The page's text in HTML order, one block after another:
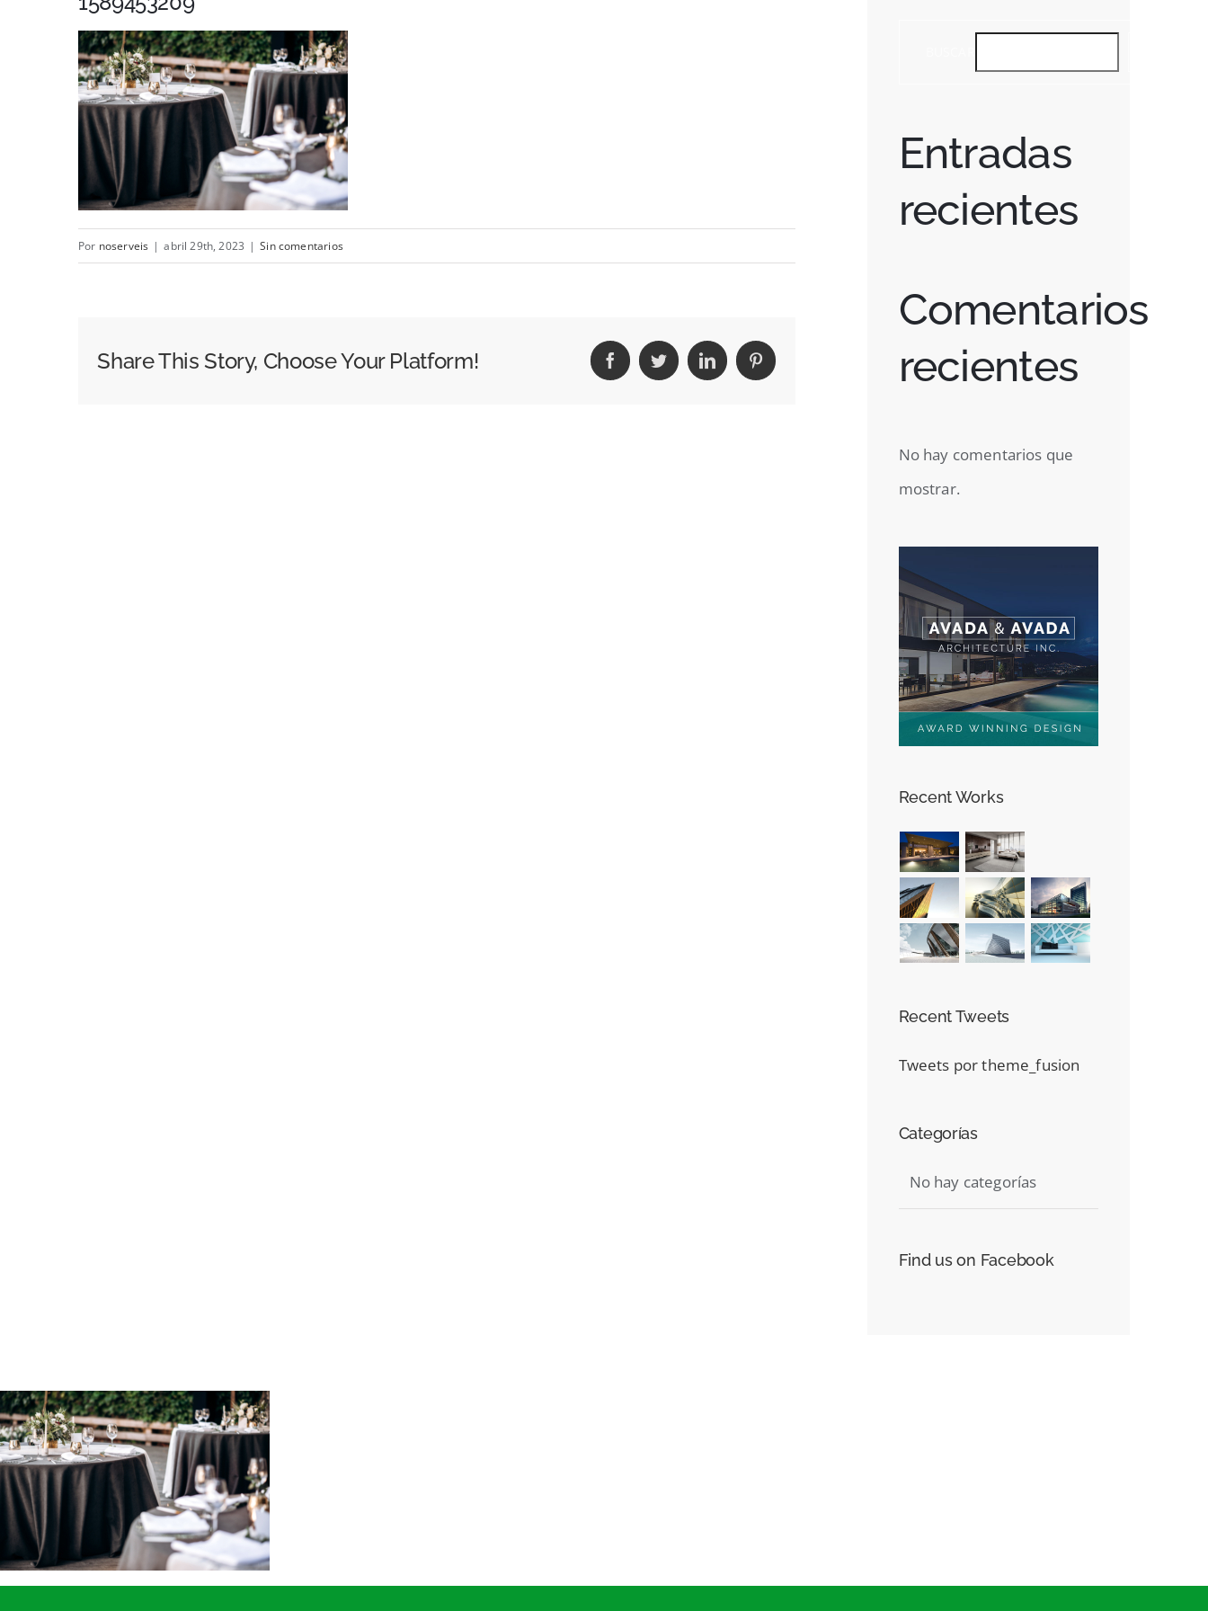
Por noserveis | abril 29th, 2023 | Sin comentarios
Share This Story, Choose Your Platform! FacebookTwitterLinkedInPinterest
Entradas
recientes
Comentarios
recientes
No hay comentarios que
mostrar.
Recent Works
Recent Tweets
Tweets por theme_fusion
Categorías
No hay categorías
Find us on Facebook